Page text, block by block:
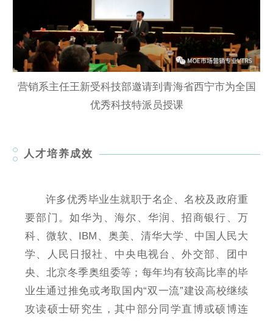
营销系主任王新受科技部邀请到青海省西宁市为全国
优秀科技特派员授课
人才培养成效
许多优秀毕业生就职于名企、名校及政府重
要部门。如华为、海尔、华润、招商银行、万
科、微软、IBM、奥美、清华大学、中国人民大
学、人民日报社、中央电视台、外交部、团中
央、北京冬季奥组委等；每年均有较高比率的毕
业生通过推免或考取国内“双一流”建设高校继续
攻读硕士研究生，其中部分同学直博或硕博连